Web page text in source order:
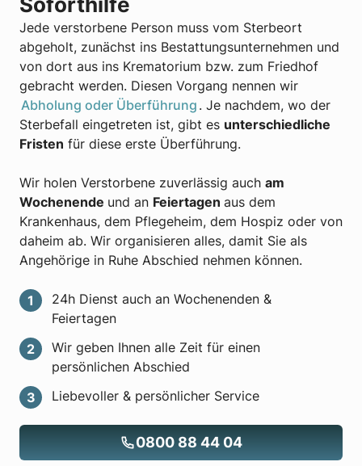
Jede verstorbene Person muss vom Sterbeort
abgeholt, zunächst ins Bestattungsunternehmen und
von dort aus ins Krematorium bzw. zum Friedhof
gebracht werden. Diesen Vorgang nennen wir
Abholung oder Überführung . Je nachdem, wo der
Sterbefall eingetreten ist, gibt es unterschiedliche
Fristen für diese erste Überführung.
Wir holen Verstorbene zuverlässig auch am
Wochenende und an Feiertagen aus dem
Krankenhaus, dem Pflegeheim, dem Hospiz oder von
daheim ab. Wir organisieren alles, damit Sie als
Angehörige in Ruhe Abschied nehmen können.
24h Dienst auch an Wochenenden &
Feiertagen
Wir geben Ihnen alle Zeit für einen
persönlichen Abschied
Liebevoller & persönlicher Service
0800 88 44 04